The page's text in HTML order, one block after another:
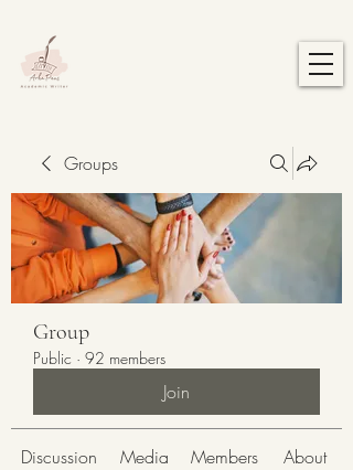
Groups
Group
Public · 92 members
Join
Discussion Media Members About